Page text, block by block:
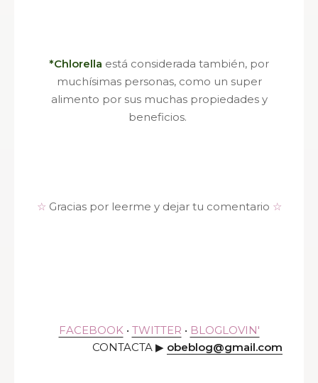
*Chlorella está considerada también, por
muchísimas personas, como un super
alimento por sus muchas propiedades y
beneficios.
☆ Gracias por leerme y dejar tu comentario ☆
FACEBOOK • TWITTER • BLOGLOVIN'
CONTACTA ▶ obeblog@gmail.com